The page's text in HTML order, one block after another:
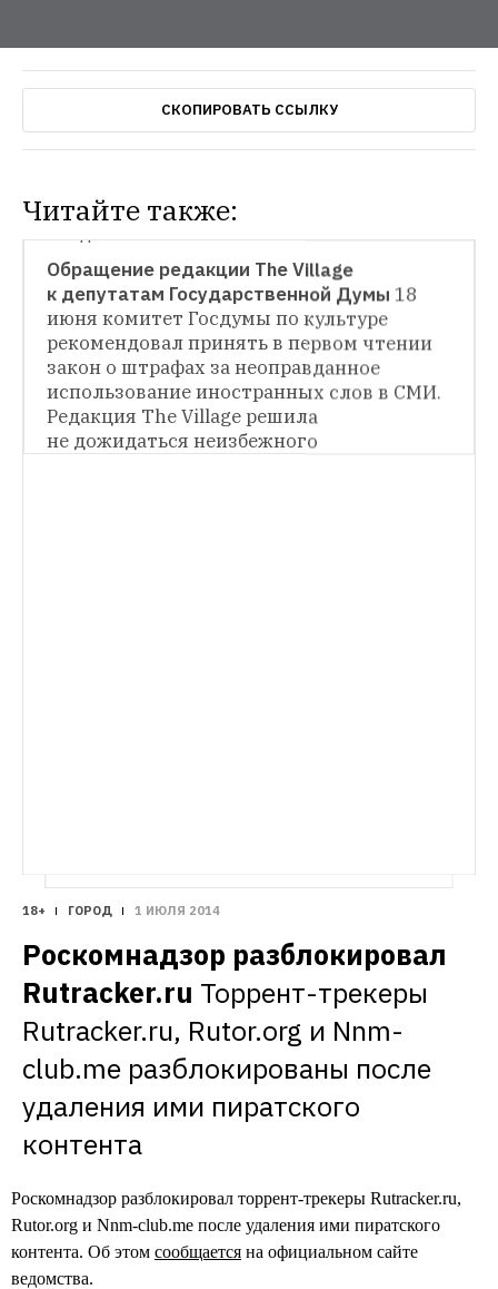
СКОПИРОВАТЬ ССЫЛКУ
Читайте также:
СИТУАЦИЯ
Вступил в силу закон о запрете мата
в СМИ, в кино и на концертах Определять
слова и выражения, не соответствующие
нормам литературного русского языка,
будет независимая экспертиза
ГОРОД
Обращение редакции The Village
к депутатам Государственной Думы 18
июня комитет Госдумы по культуре
рекомендовал принять в первом чтении
закон о штрафах за неоправданное
использование иностранных слов в СМИ.
Редакция The Village решила
не дожидаться неизбежного
18+ ГОРОД 1 ИЮЛЯ 2014
Роскомнадзор разблокировал
Rutracker.ru Торрент-трекеры
Rutracker.ru, Rutor.org и Nnm-
club.me разблокированы после
удаления ими пиратского
контента
Роскомнадзор разблокировал торрент-трекеры Rutracker.ru,
Rutor.org и Nnm-club.me после удаления ими пиратского
контента. Об этом сообщается на официальном сайте
ведомства.